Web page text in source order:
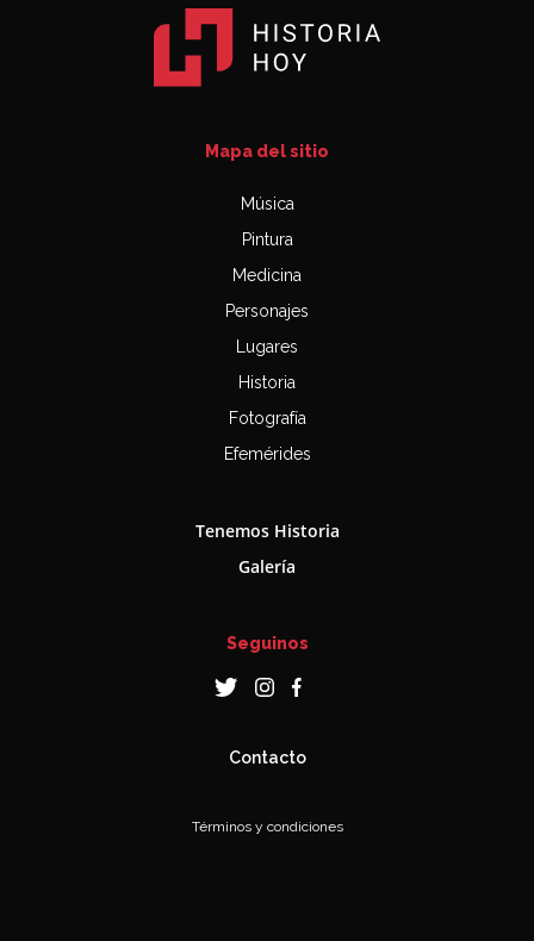
Mapa del sitio
Música
Pintura
Medicina
Personajes
Lugares
Historia
Fotografía
Efemérides
Tenemos Historia
Galería
Seguinos
Contacto
Términos y condiciones